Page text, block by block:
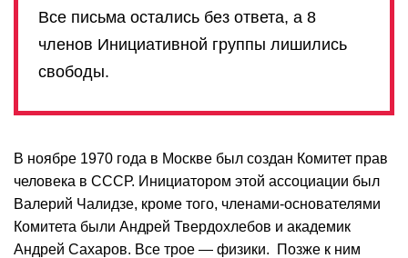
Все письма остались без ответа, а 8
членов Инициативной группы лишились
свободы.
В ноябре 1970 года в Москве был создан Комитет прав
человека в СССР. Инициатором этой ассоциации был
Валерий Чалидзе, кроме того, членами-основателями
Комитета были Андрей Твердохлебов и академик
Андрей Сахаров. Все трое — физики. Позже к ним